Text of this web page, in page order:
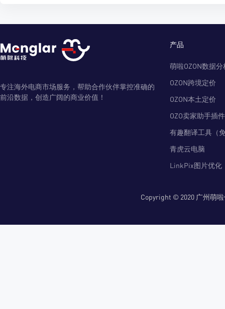
专注海外电商市场服务，帮助合作伙伴掌控准确的
前沿数据，创造广阔的商业价值！
产品
萌啦OZON数据分
OZON跨境定价
OZON本土定价
OZO卖家助手插件
有趣翻译工具（
青虎云电脑
LinkPix图片优化
Copyright © 2020 广州萌